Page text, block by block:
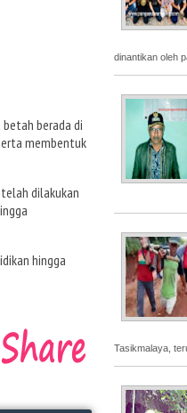
berada di
membentuk
dilakukan
hingga
dinantikan oleh
Tasikmalaya,